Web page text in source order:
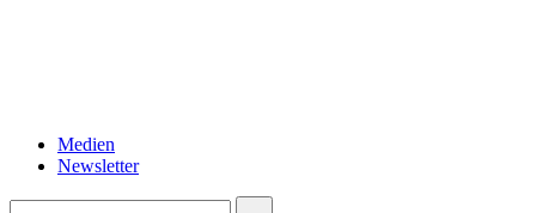
Medien
Newsletter